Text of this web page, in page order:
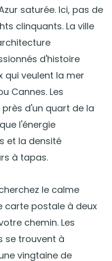
saturée. Ici, pas de
clinquants. La ville
d'histoire
qui veulent la mer
Cannes. Les
d'un quart de la
l'énergie
et la densité
à tapas.
le calme
carte postale à deux
chemin. Les
se trouvent à
vingtaine de